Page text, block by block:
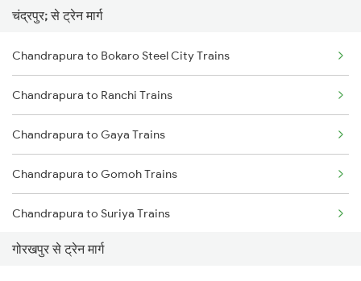
Mumbai to Pune Trains
Delhi to Jammu Trains
Mumbai to Delhi Trains
Mumbai to Goa Trains
Chennai to Coimbatore Trains
चंद्रपुर; से ट्रेन मार्ग
Chandrapura to Bokaro Steel City Trains
Chandrapura to Ranchi Trains
Chandrapura to Gaya Trains
Chandrapura to Gomoh Trains
Chandrapura to Suriya Trains
Chandrapura to Jehanabad Trains
गोरखपुर से ट्रेन मार्ग